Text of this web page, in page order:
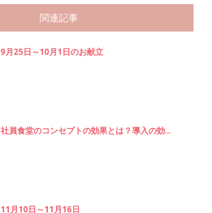
関連記事
9月25日～10月1日のお献立
社員食堂のコンセプトの効果とは？導入の効...
11月10日～11月16日